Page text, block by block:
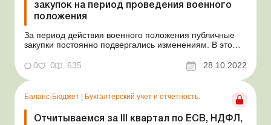
закупок на период проведения военного
положения
За период действия военного положения публичные
закупки постоянно подвергались изменениям. В это
динамично, в краткие сроки и с учетом условий,
диктуемых войной, в частности с обеспечением
защищенности заказчиков от военных угроз на период
действия право...
0 0 635 28.10.2022
Баланс-Бюджет Бухгалтерский учет и отчетность.
Отчитываемся за ІІІ квартал по ЕСВ, НДФЛ,